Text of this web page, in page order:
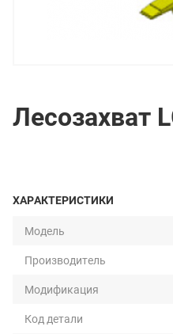
Лесозахват
ХАРАКТЕРИСТИКИ
Модель
Производитель
Модификация
Код детали